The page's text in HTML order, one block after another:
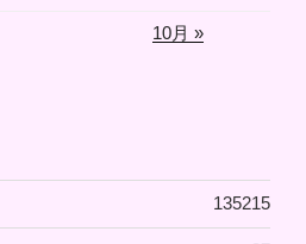
10月 »
135215